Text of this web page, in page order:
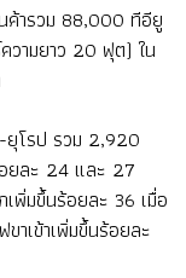
ค้ารวม 88,000 ทีอียู
วามยาว 20 ฟุต) ใน
ยุโรป รวม 2,920
ยละ 24 และ 27
พิ่มขึ้นร้อยละ 36 เมื่อ
าเข้าเพิ่มขึ้นร้อยละ